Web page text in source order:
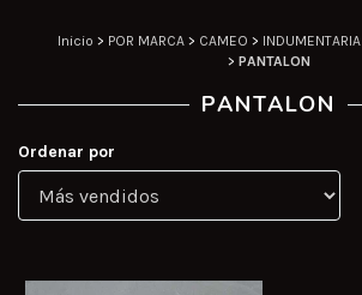
Inicio > POR MARCA > CAMEO > INDUMENTARIA
> PANTALON
PANTALON
Ordenar por